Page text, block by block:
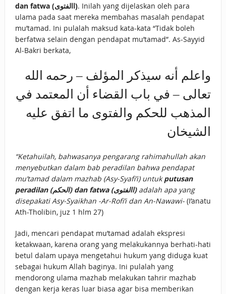
dan fatwa (االفتوى). Inilah yang dijelaskan oleh para
ulama pada saat mereka membahas masalah pendapat
mu’tamad. Ini pulalah maksud kata-kata “Tidak boleh
berfatwa selain dengan pendapat mu’tamad”. As-Sayyid
Al-Bakri berkata,
واعلم أنه سيذكر المؤلف – رحمه الله
تعالى – في باب القضاء أن المعتمد في
المذهب للحكم والفتوى ما اتفق عليه
الشيخان
“Ketahuilah, bahwasanya pengarang rahimahullah akan
menyebutkan dalam bab peradilan bahwa pendapat
mu’tamad dalam mazhab (Asy-Syafi’i) untukputusan
peradilan (الحكم) dan fatwa (االفتوى)adalah apa yang
disepakati Asy-Syaikhan -Ar-Rofi’i dan An-Nawawi-(I’anatu
Ath-Tholibin, juz 1 hlm 27)
Jadi, mencari pendapat mu’tamad adalah ekspresi
ketakwaan, karena orang yang melakukannya berhati-hati
betul dalam upaya mengetahui hukum yang diduga kuat
sebagai hukum Allah baginya. Ini pulalah yang
mendorong ulama mazhab melakukan tahrir mazhab
dengan kerja keras luar biasa agar bisa memberikan